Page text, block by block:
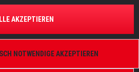
FC P.O.
Zapfen 28 mm
NOTWENDIGE AKZEPTIEREN
AKZEPTIEREN